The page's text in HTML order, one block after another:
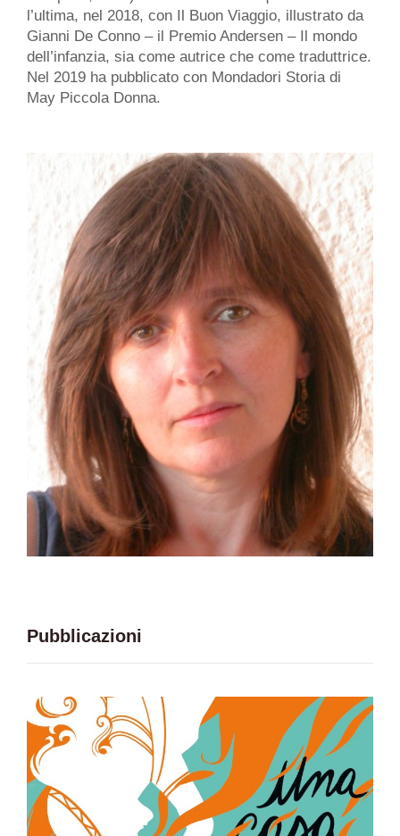
l’ultima, nel 2018, con Il Buon Viaggio, illustrato da
Gianni De Conno – il Premio Andersen – Il mondo
dell’infanzia, sia come autrice che come traduttrice.
Nel 2019 ha pubblicato con Mondadori Storia di
May Piccola Donna.
Pubblicazioni